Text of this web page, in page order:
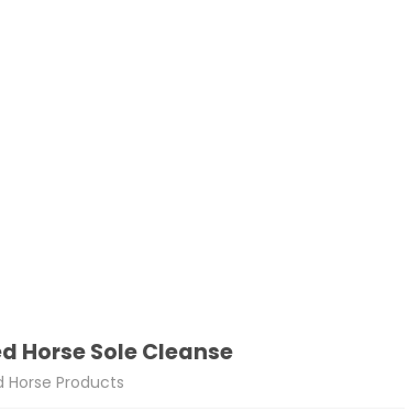
Horse Sole Cleanse
Horse Products